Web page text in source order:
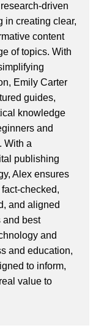
driven
in creating clear,
content
of topics. With
Emily Carter
guides,
knowledge
and
With a
publishing
Alex ensures
checked,
and aligned
and best
and
and education,
to inform,
value to